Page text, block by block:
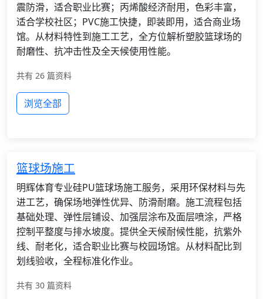
震防滑，适合职业比赛；丙烯酸经济耐用，色彩丰富，
适合学校社区；PVC施工快捷，即装即用，适合商业场
馆。从材料特性到施工工艺，全方位解析塑胶篮球场的
耐磨性、抗冲击性及全天候使用性能。
共有 26 篇资料
浏览全部
篮球场施工
明辉体育专业硅PU篮球场施工服务，采用环保材料与先
进工艺，确保场地弹性优异、防滑耐磨。施工流程包括
基础处理、弹性层铺设、加强层涂布及面层喷涂，严格
控制平整度与排水坡度。提供全天候耐候性能，抗紫外
线、耐老化，适合职业比赛与校园场馆。从材料配比到
划线验收，全程标准化作业。
共有 30 篇资料